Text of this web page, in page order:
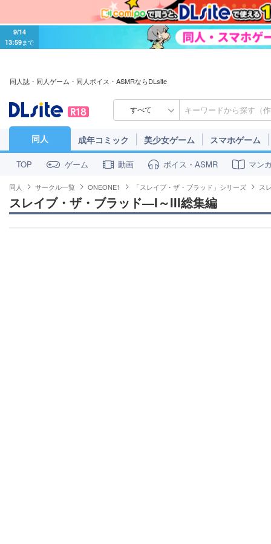
9/14
13:59まで
同人誌・同人ゲーム・同人ボイス・ASMRならDLsite
すべて
同人 成年コミック 美少女ゲーム スマホゲーム
TOP ゲーム 動画 ボイス・ASMR マン
同人 サークル一覧 ONEONE1 「スレイブ・ザ・ブラッド」シリーズ ス
スレイブ・ザ・ブラッド―I～III総集編